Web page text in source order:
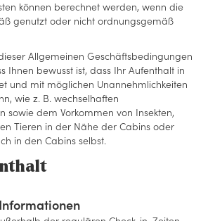
können berechnet werden, wenn die
genutzt oder nicht ordnungsgemäß
Allgemeinen Geschäftsbedingungen
Ihnen bewusst ist, dass Ihr Aufenthalt in
und mit möglichen Unannehmlichkeiten
wie z. B. wechselhaften
sowie dem Vorkommen von Insekten,
Tieren in der Nähe der Cabins oder
in den Cabins selbst.